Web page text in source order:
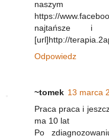
https://
najtańsze i
[url]http://
Odpowiedz
~tomek 13 marca
Praca praca i
ma 10 lat
Po